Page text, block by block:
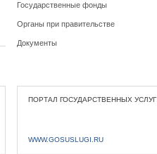
Государственные фонды
Органы при правительстве
Документы
ПОРТАЛ ГОСУДАРСТВЕННЫХ УСЛУГ
WWW.GOSUSLUGI.RU